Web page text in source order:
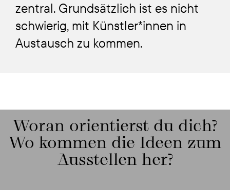
zentral. Grundsätzlich ist es nicht
schwierig, mit Künstler*innen in
Austausch zu kommen.
Woran orientierst du dich?
Wo kommen die Ideen zum
Ausstellen her?